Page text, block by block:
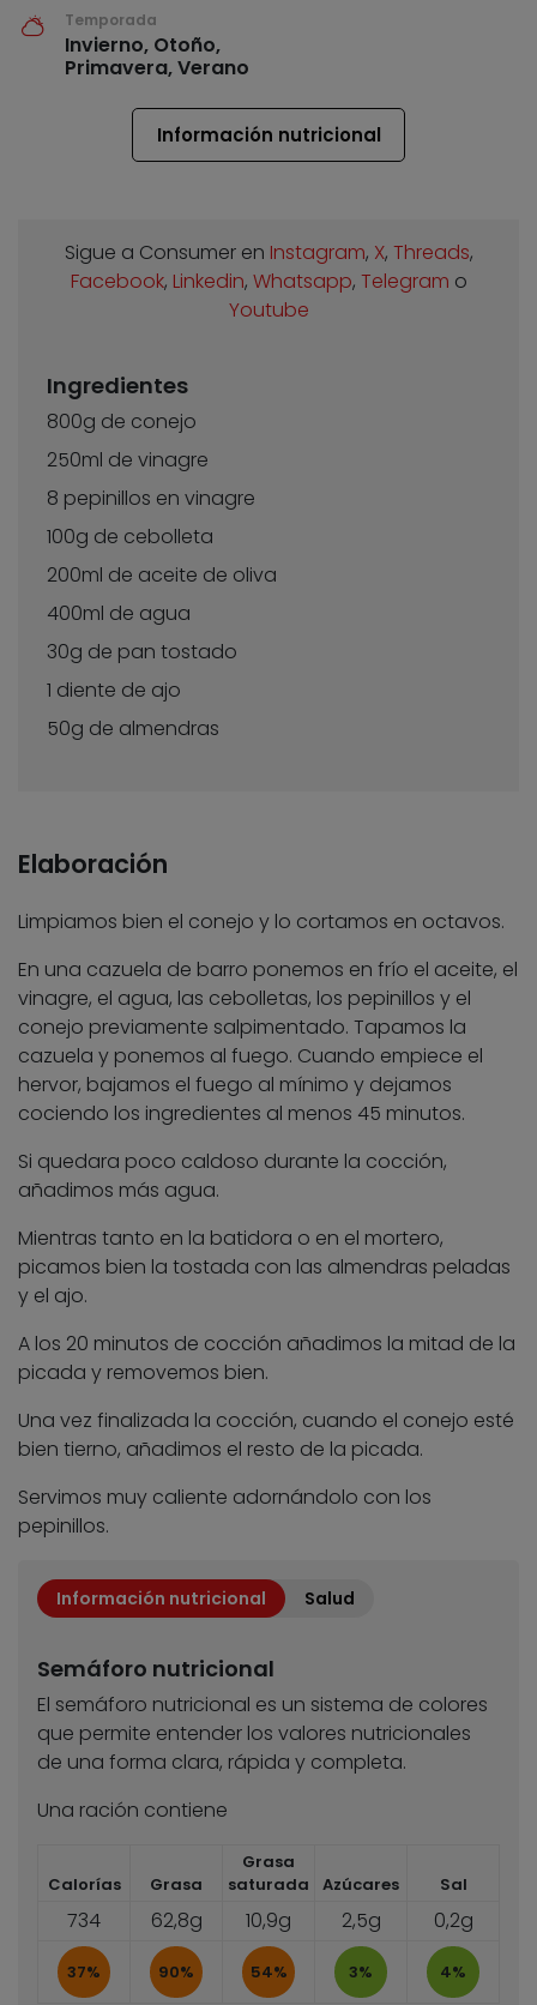
Temporada
Invierno, Otoño,
Primavera, Verano
Información nutricional
Sigue a Consumer en Instagram, X, Threads,
Facebook, Linkedin, Whatsapp, Telegram o
Youtube
Ingredientes
800g de conejo
250ml de vinagre
8 pepinillos en vinagre
100g de cebolleta
200ml de aceite de oliva
400ml de agua
30g de pan tostado
1 diente de ajo
50g de almendras
Elaboración
Limpiamos bien el conejo y lo cortamos en octavos.
En una cazuela de barro ponemos en frío el aceite, el
vinagre, el agua, las cebolletas, los pepinillos y el
conejo previamente salpimentado. Tapamos la
cazuela y ponemos al fuego. Cuando empiece el
hervor, bajamos el fuego al mínimo y dejamos
cociendo los ingredientes al menos 45 minutos.
Si quedara poco caldoso durante la cocción,
añadimos más agua.
Mientras tanto en la batidora o en el mortero,
picamos bien la tostada con las almendras peladas
y el ajo.
A los 20 minutos de cocción añadimos la mitad de la
picada y removemos bien.
Una vez finalizada la cocción, cuando el conejo esté
bien tierno, añadimos el resto de la picada.
Servimos muy caliente adornándolo con los
pepinillos.
Información nutricional Salud
Semáforo nutricional
El semáforo nutricional es un sistema de colores
que permite entender los valores nutricionales
de una forma clara, rápida y completa.
Una ración contiene
Calorías Grasa
Grasa
saturada
Azúcares Sal
734 62,8g 10,9g 2,5g 0,2g
37% 90% 54% 3% 4%